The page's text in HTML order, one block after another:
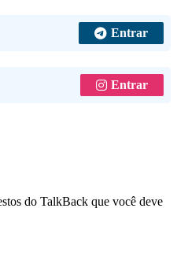
Entrar
Entrar
do TalkBack que você deve